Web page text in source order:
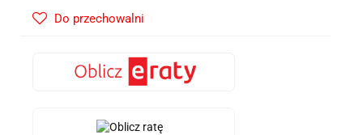
Do przechowalni